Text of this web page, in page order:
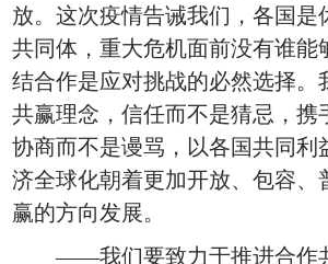
放。这次疫情告诫我们，各国是
共同体，重大危机面前没有谁能
结合作是应对挑战的必然选择。
共赢理念，信任而不是猜忌，携
协商而不是谩骂，以各国共同利
济全球化朝着更加开放、包容、
赢的方向发展。
——我们要致力于推进合作